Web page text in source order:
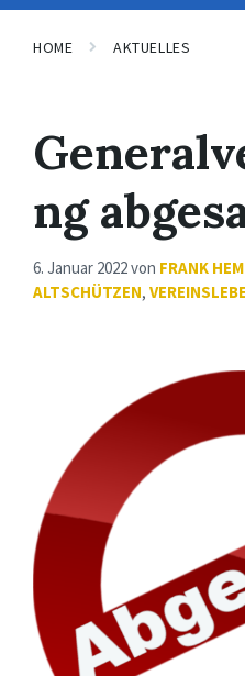
HOME AKTUELLES
ng
6. Januar 2022von FRANK
ALTSCHÜTZEN,